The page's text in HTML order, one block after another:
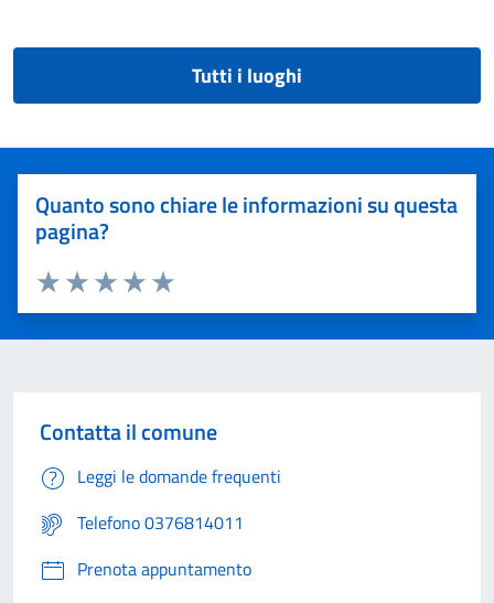
Tutti i luoghi
Quanto sono chiare le informazioni su questa
pagina?
Valuta 5 stelle su 5
Valuta 4 stelle su 5
Valuta 3 stelle su 5
Valuta 2 stelle su 5
Valuta 1 stelle su 5
Contatta il comune
Leggi le domande frequenti
Telefono 0376814011
Prenota appuntamento